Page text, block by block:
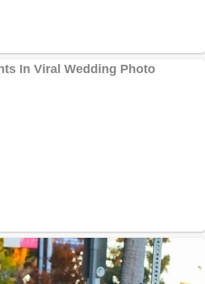
Creez aplicatie
ANDROID pentru
siteul tau